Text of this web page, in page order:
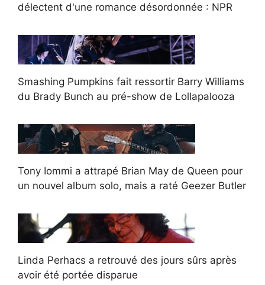
délectent d'une romance désordonnée : NPR
Smashing Pumpkins fait ressortir Barry Williams
du Brady Bunch au pré-show de Lollapalooza
Tony Iommi a attrapé Brian May de Queen pour
un nouvel album solo, mais a raté Geezer Butler
Linda Perhacs a retrouvé des jours sûrs après
avoir été portée disparue